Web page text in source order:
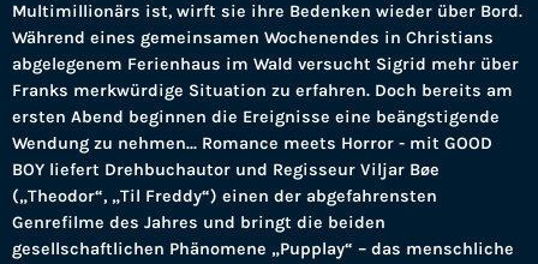
Multimillionärs ist, wirft sie ihre Bedenken wieder über Bord.
Während eines gemeinsamen Wochenendes in Christians
abgelegenem Ferienhaus im Wald versucht Sigrid mehr über
Franks merkwürdige Situation zu erfahren. Doch bereits am
ersten Abend beginnen die Ereignisse eine beängstigende
Wendung zu nehmen... Romance meets Horror - mit GOOD
BOY liefert Drehbuchautor und Regisseur Viljar Bøe
(„Theodor“, „Til Freddy“) einen der abgefahrensten
Genrefilme des Jahres und bringt die beiden
gesellschaftlichen Phänomene „Pupplay“ – das menschliche